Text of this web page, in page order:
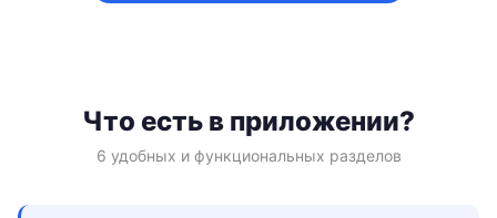
Что есть в приложении?
6 удобных и функциональных разделов